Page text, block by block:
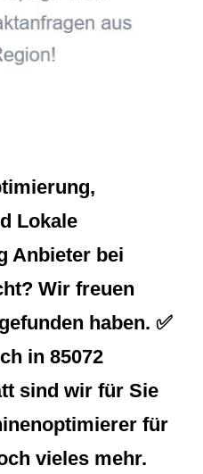
Lokale
Anbieter bei
Wir freuen
haben. ✅
in 85072
sind wir für Sie
für
vieles mehr.